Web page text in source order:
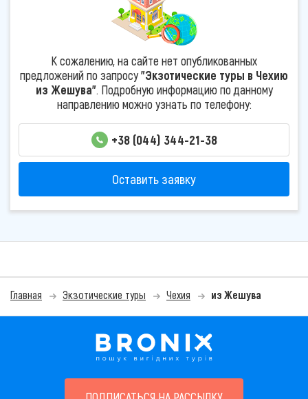
К сожалению, на сайте нет опубликованных
предложений по запросу"Экзотические туры в Чехию
из Жешува". Подробную информацию по данному
направлению можно узнать по телефону:
+38 (044) 344-21-38
Оставить заявку
Главная Экзотические туры Чехия из Жешува